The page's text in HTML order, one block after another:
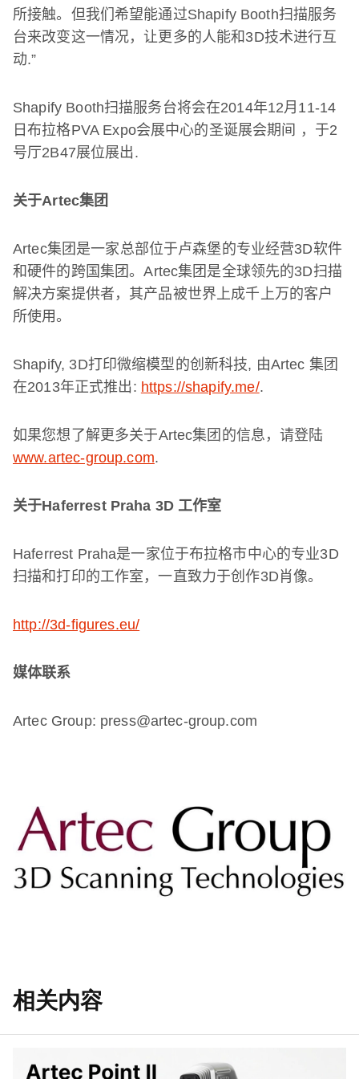
所接触。但我们希望能通过Shapify Booth扫描服务
台来改变这一情况，让更多的人能和 3D技术进行互
动.”
Shapify Booth扫描服务台将会在2014年12月 11-14
日布拉格PVA Expo会展中心的圣诞展会期间 ，于2
号厅2B47展位展出 .
关于Artec集团
Artec集团是一家总部位于卢森堡的专业经营3D软件
和硬件的跨国集团。Artec集团是全球领先的3D扫描
解决方案提供者，其产品被世界上成千上万的客户
所使用。
Shapify, 3D打印微缩模型的创新科技, 由Artec 集团
在2013年正式推出 : https://shapify.me/.
如果您想了解更多关于Artec集团的信息，请登陆
www.artec-group.com.
关于Haferrest Praha 3D 工作室
Haferrest Praha是一家位于布拉格市中心的专业3D
扫描和打印的工作室，一直致力于创作3D 肖像。
http://3d-figures.eu/
媒体联系
Artec Group: press@artec-group.com
相关内容